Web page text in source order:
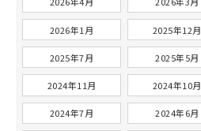
2026年1月 2025年12月
2025年7月 2025年5月
2024年11月 2024年10月
2024年7月 2024年6月